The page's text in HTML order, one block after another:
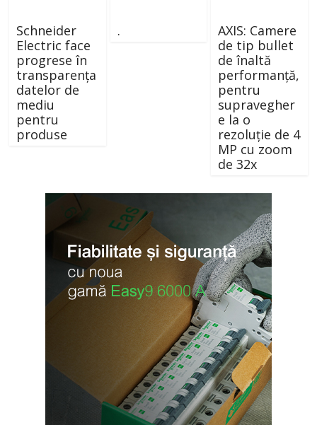
Schneider
Electric face
progrese în
transparența
datelor de
mediu
pentru
produse
.
AXIS: Camere
de tip bullet
de înaltă
performanță,
pentru
supravegher
e la o
rezoluție de 4
MP cu zoom
de 32x